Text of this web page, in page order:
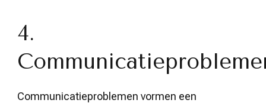
4.
Communicatieproblemen vormen een